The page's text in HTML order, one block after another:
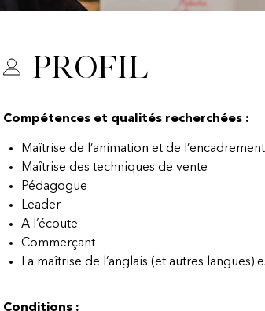
Profil
Compétences et qualités recherchées :
Maîtrise de l’animation et de
Maîtrise des techniques de vente
Pédagogue
Leader
A l’écoute
Commerçant
La maîtrise de l’anglais (et autres langues)
Conditions :